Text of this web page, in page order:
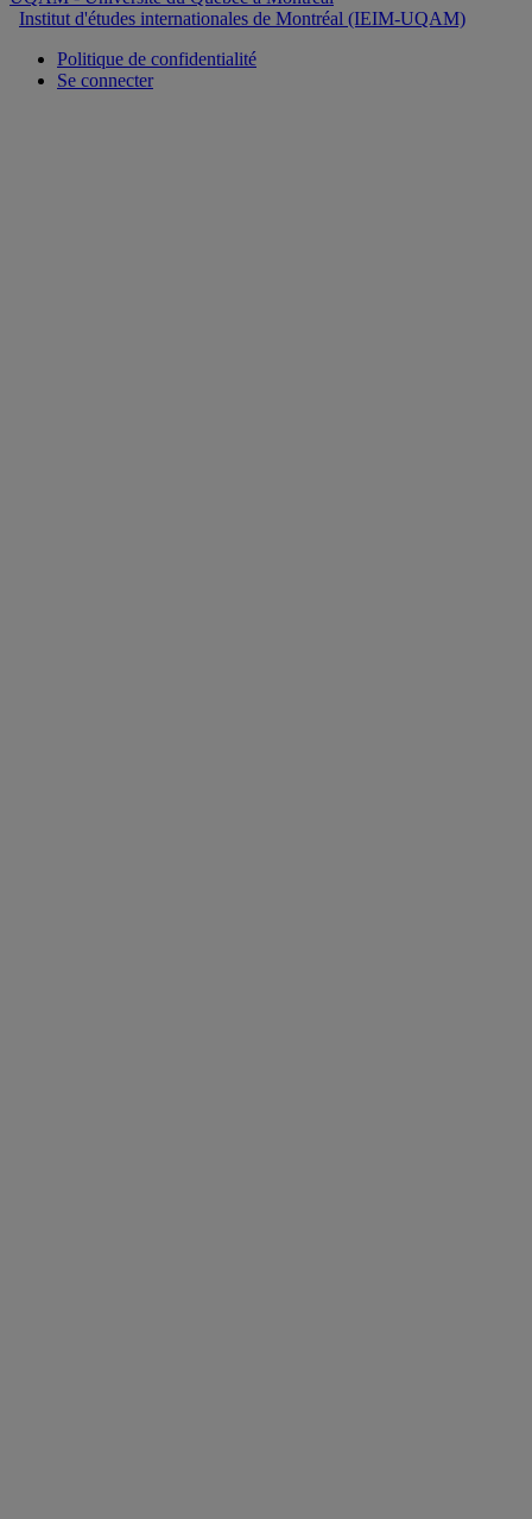
Institut d'études internationales de Montréal (IEIM-UQAM)
Politique de confidentialité
Se connecter